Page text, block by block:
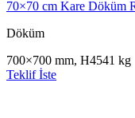
70×70 cm Kare Döküm
Döküm
700×700 mm, H4541 kg
Teklif İste